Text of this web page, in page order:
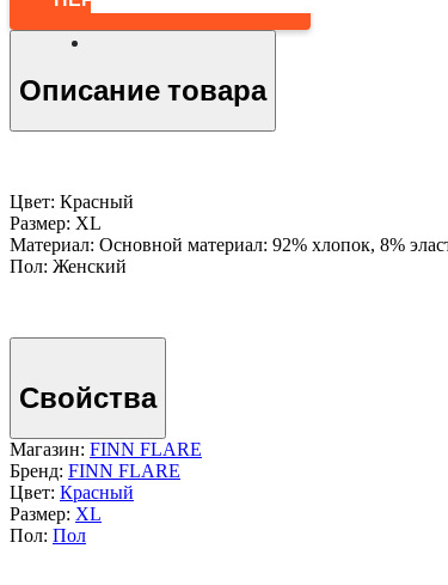
Описание товара
Цвет: Красный
Размер: XL
Материал: Основной материал: 92% хлопок, 8%
Пол: Женский
Свойства
Магазин: FINN FLARE
Бренд: FINN FLARE
Цвет: Красный
Размер: XL
Пол: Пол